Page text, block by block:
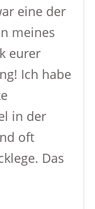
eine der
meines
eurer
Ich habe
in der
oft
Das